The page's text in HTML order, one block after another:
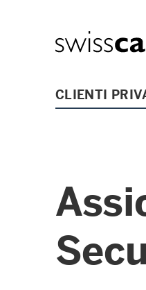
Navigazione
CLIENTI